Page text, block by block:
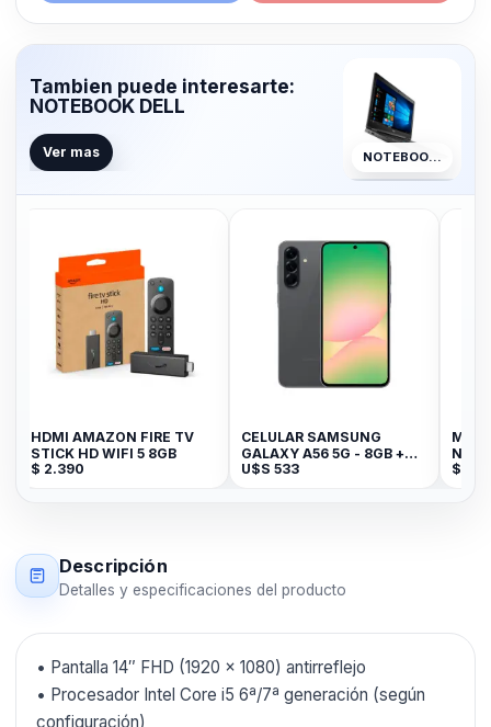
Tambien puede interesarte:
NOTEBOOK DELL
Ver mas NOTEBOOK DELL
HDMI AMAZON FIRE TV
STICK HD WIFI 5 8GB
$ 2.390
CELULAR SAMSUNG
GALAXY A56 5G - 8GB +
256GB Awesome Graphite
U$S 533
$
Descripción
Detalles y especificaciones del producto
• Pantalla 14″ FHD (1920 × 1080) antirreflejo
• Procesador Intel Core i5 6ª/7ª generación (según
configuración)